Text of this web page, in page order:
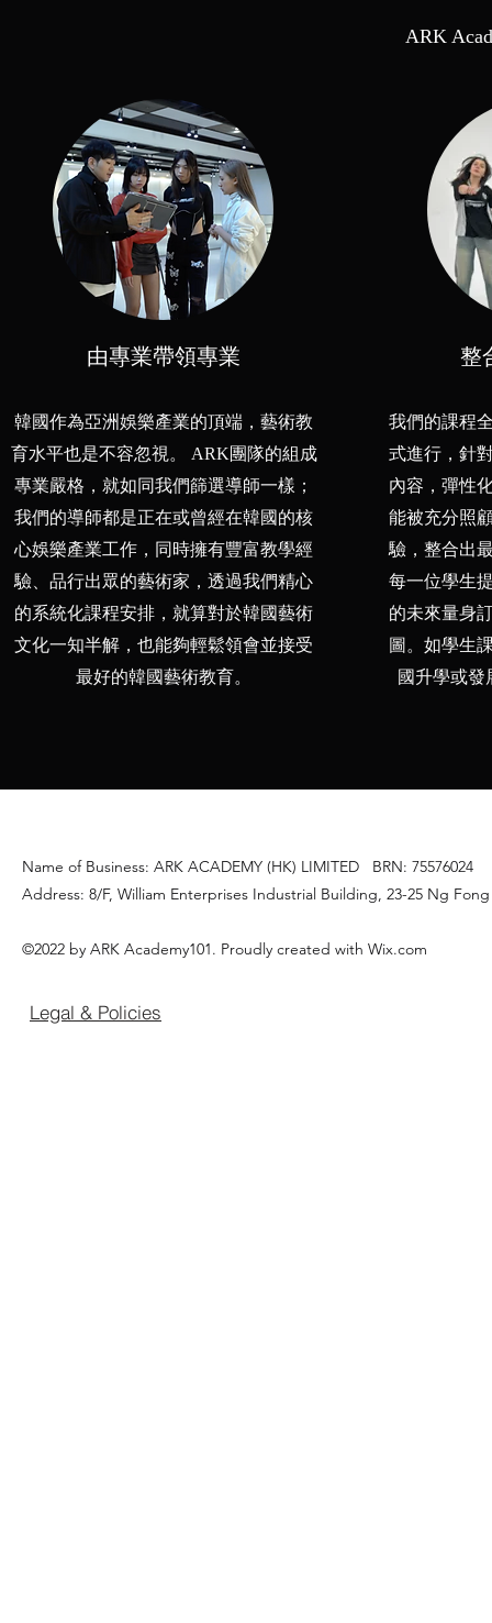
ARK
由專業帶領專業
韓國作為亞洲娛樂產業的頂端，藝術教
育水平也是不容忽視。 ARK團隊的組成
專業嚴格，就如同我們篩選導師一樣；
我們的導師都是正在或曾經在韓國的核
心娛樂產業工作，同時擁有豐富教學經
驗、品行出眾的藝術家，透過我們精心
的系統化課程安排，就算對於韓國藝術
文化一知半解，也能夠輕鬆領會並接受
最好的韓國藝術教育。
整
我們的課程
式進行，針
內容，彈性
能被充分照
驗，整合出
每一位學生
的未來量身
圖。如學生
國升學或發
Name of Business: ARK ACADEMY (HK) LIMITED BRN: 75576024
Address: 8/F, William Enterprises Industrial Building, 23-25 Ng
©2022 by ARK Academy101. Proudly created with Wix.com
Legal & Policies